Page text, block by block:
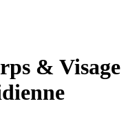
& Visage